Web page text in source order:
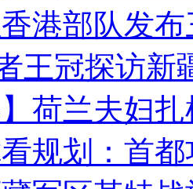
港部队发
王冠探访新
】荷兰夫妇
规划：首